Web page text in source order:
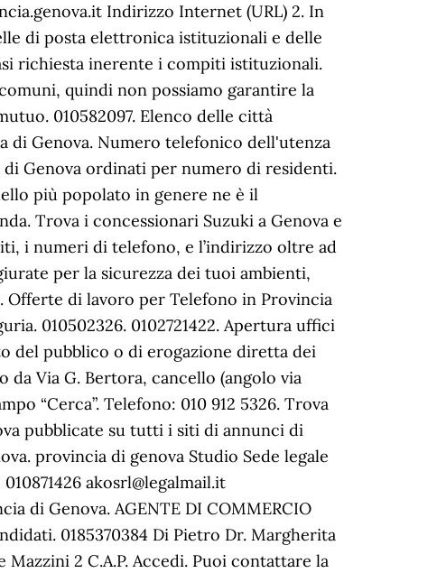
Indirizzo Internet (URL) 2. In
di posta elettronica istituzionali e delle
richiesta inerente i compiti istituzionali.
quindi non possiamo garantire la
010582097. Elenco delle città
di Genova. Numero telefonico dell'utenza
di Genova ordinati per numero di residenti.
più popolato in genere ne è il
Trova i concessionari Suzuki a Genova e
i numeri di telefono, e l’indirizzo oltre ad
per la sicurezza dei tuoi ambienti,
Offerte di lavoro per Telefono in Provincia
010502326. 0102721422. Apertura uffici
del pubblico o di erogazione diretta dei
Via G. Bertora, cancello (angolo via
“Cerca”. Telefono: 010 912 5326. Trova
pubblicate su tutti i siti di annunci di
provincia di genova Studio Sede legale
akosrl@legalmail.it
di Genova. AGENTE DI COMMERCIO
0185370384 Di Pietro Dr. Margherita
Mazzini 2 C.A.P. Accedi. Puoi contattare la